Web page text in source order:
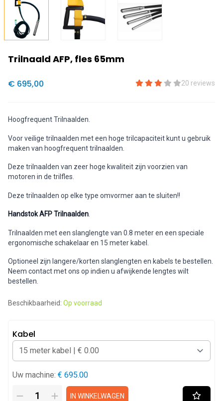
Trilnaald AFP, fles 65mm
€ 695,00 20 reviews
Hoogfrequent Trilnaalden.
Voor veilige trilnaalden met een hoge trilcapaciteit kunt u gebruik
maken van hoogfrequent trilnaalden.
Deze trilnaalden van zeer hoge kwaliteit zijn voorzien van
motoren in de trilfles.
Deze trilnaalden op elke type omvormer aan te sluiten!!
Handstok AFP Trilnaalden
Trilnaalden met een slanglengte van 0.8 meter en een speciale
ergonomische schakelaar en 15 meter kabel.
Optioneel zijn langere/korten slanglengten en kabels te bestellen.
Neem contact met ons op indien u afwijkende lengtes wilt
bestellen.
Beschikbaarheid: Op voorraad
Kabel
Uw machine: € 695.00
IN WINKELWAGEN